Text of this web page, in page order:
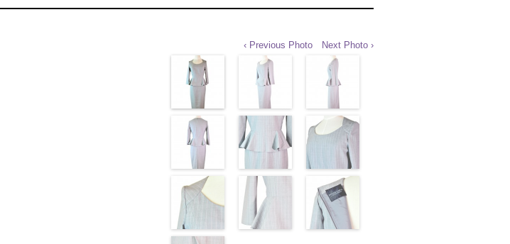
‹ Previous Photo Next Photo ›